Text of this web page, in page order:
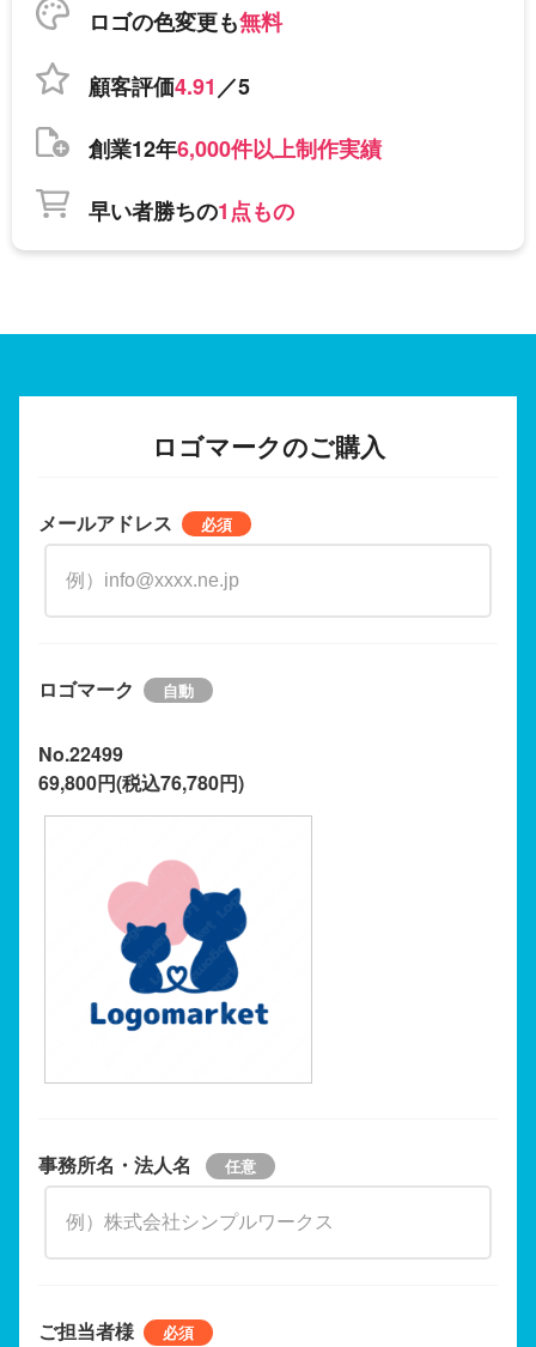
ロゴの色変更も無料
顧客評価4.91／5
創業12年6,000件以上制作実績
早い者勝ちの1点もの
ロゴマークのご購入
メールアドレス
ロゴマーク
No.22499
69,800円(税込76,780円)
事務所名・法人名
ご担当者様